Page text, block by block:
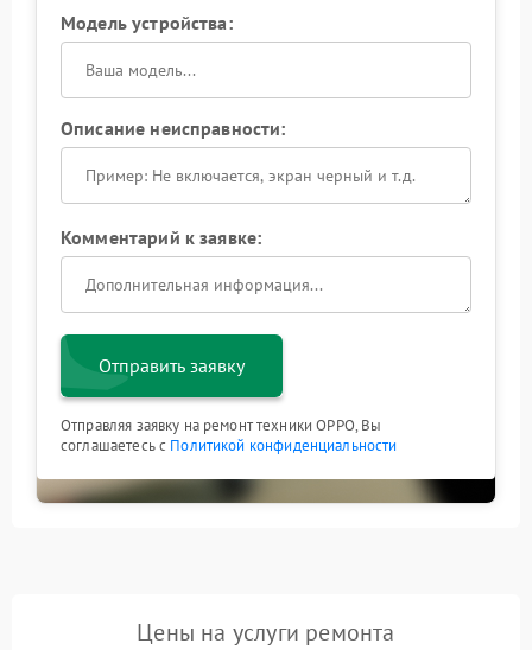
Модель устройства:
Описание неисправности:
Комментарий к заявке:
Отправить заявку
Отправляя заявку на ремонт техники OPPO, Вы
соглашаетесь с Политикой конфиденциальности
Цены на услуги ремонта